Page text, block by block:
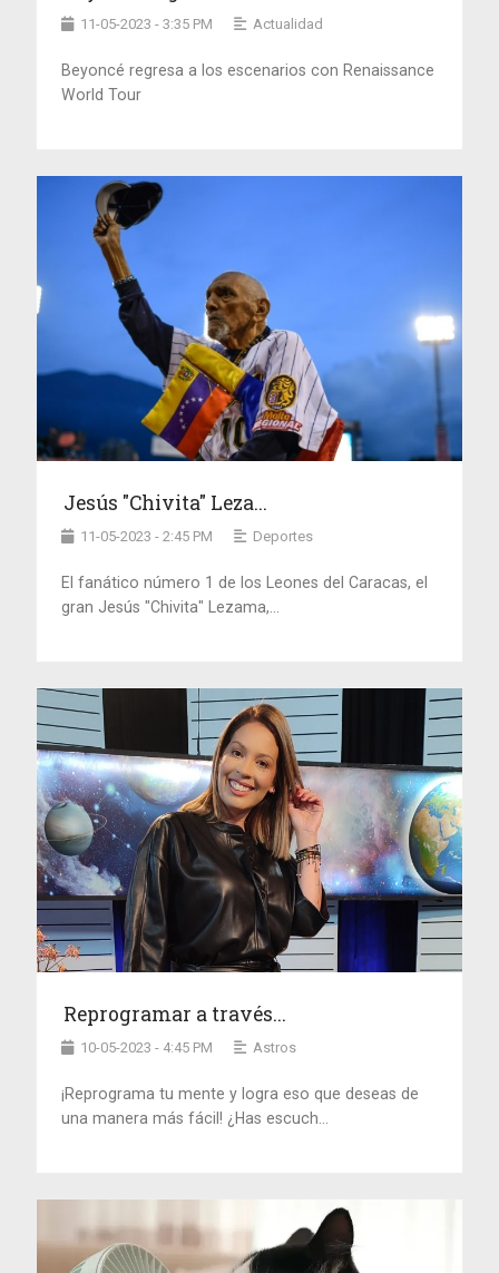
11-05-2023 - 3:35 PM Actualidad
Beyoncé regresa a los escenarios con Renaissance
World Tour
Jesús "Chivita" Leza...
11-05-2023 - 2:45 PM Deportes
El fanático número 1 de los Leones del Caracas, el
gran Jesús "Chivita" Lezama,...
Reprogramar a través...
10-05-2023 - 4:45 PM Astros
¡Reprograma tu mente y logra eso que deseas de
una manera más fácil! ¿Has escuch...